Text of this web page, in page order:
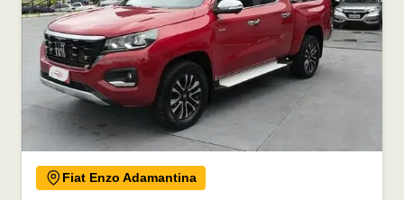
Fiat Enzo Adamantina